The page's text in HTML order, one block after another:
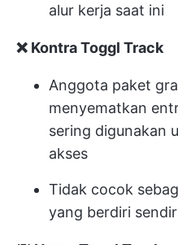
alur kerja saat ini
❌ Kontra Toggl Track
Anggota paket
menyematkan
sering digunakan
akses
Tidak cocok
yang berdiri